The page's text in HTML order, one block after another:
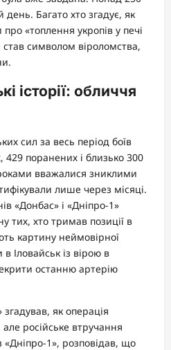
день. Багато хто згадує, як
«топлення укропів у печі
символом віроломства,
історії: обличчя
сил за весь період боїв
429 поранених і близько 300
вважалися зниклими
лише через місяці.
«Донбас» і «Дніпро-1»
тих, хто тримав позиції в
картину неймовірної
Іловайськ із вірою в
останню артерію
як операція
російське втручання
1», розповідав, що